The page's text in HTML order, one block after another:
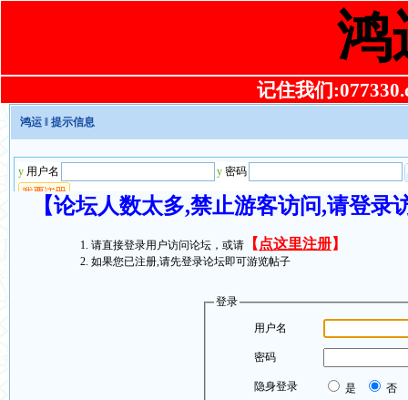
鸿
记住我们
鸿运 ‖ 提示信息
【论坛人数太多,禁止游客访问,请登
请直接登录用户访问论坛，或请 【 点这里注册】
如果您已注册,请先登录论坛即可游览帖子
登录
用户名
密码
隐身登录 是 否